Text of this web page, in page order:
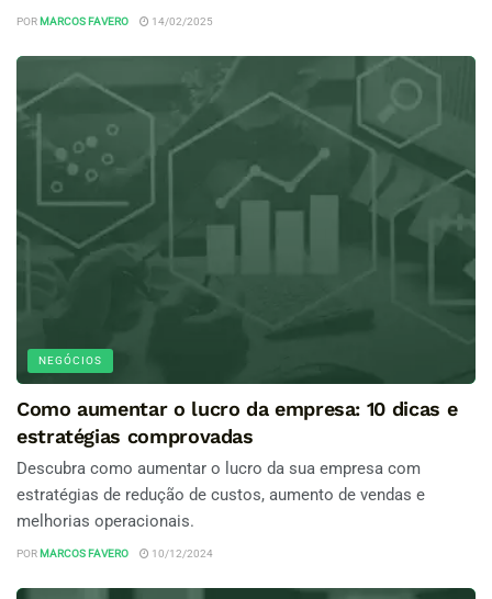
POR MARCOS FAVERO 14/02/2025
NEGÓCIOS
Como aumentar o lucro da empresa: 10 dicas e
estratégias comprovadas
Descubra como aumentar o lucro da sua empresa com
estratégias de redução de custos, aumento de vendas e
melhorias operacionais.
POR MARCOS FAVERO 10/12/2024